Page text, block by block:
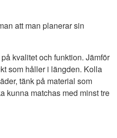
att man planerar sin
kvalitet och funktion. Jämför
som håller i längden. Kolla
tänk på material som
kunna matchas med minst tre